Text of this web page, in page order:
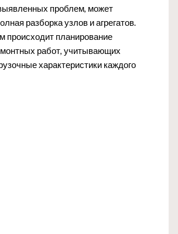
проблем, может
разборка узлов и агрегатов.
происходит планирование
работ, учитывающих
характеристики каждого